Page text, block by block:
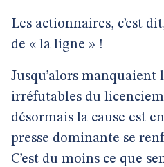
Les actionnaires, c’est
de « la ligne » !
Jusqu’alors manquaient
irréfutables du
désormais la cause est
presse dominante se
C’est du moins ce que